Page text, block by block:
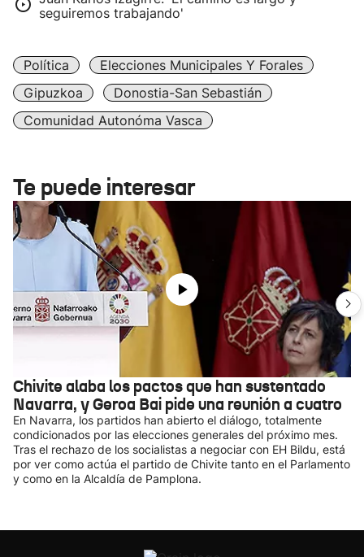
seguiremos trabajando'
Política
Elecciones Municipales Y Forales
Gipuzkoa
Donostia-San Sebastián
Comunidad Autonóma Vasca
Te puede interesar
Chivite alaba los pactos que han sustentado
Navarra, y Geroa Bai pide una reunión a cuatro
En Navarra, los partidos han abierto el diálogo, totalmente
condicionados por las elecciones generales del próximo mes.
Tras el rechazo de los socialistas a negociar con EH Bildu, está
por ver como actúa el partido de Chivite tanto en el Parlamento
y como en la Alcaldía de Pamplona.